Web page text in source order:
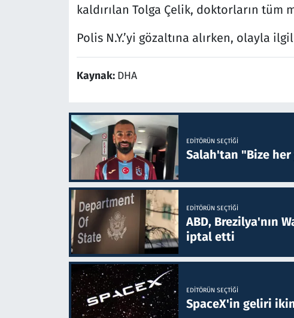
kaldırılan Tolga Çelik, doktorların tüm
Polis N.Y.’yi gözaltına alırken, olayla
Kaynak: DHA
EDITÖRÜN SEÇTIĞI
Salah'tan "Bize her
EDITÖRÜN SEÇTIĞI
ABD, Brezilya'nın
iptal etti
EDITÖRÜN SEÇTIĞI
SpaceX'in geliri